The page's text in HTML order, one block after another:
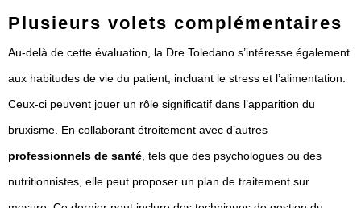
Plusieurs volets complémentaires
Au-delà de cette évaluation, la Dre Toledano s’intéresse également
aux habitudes de vie du patient, incluant le stress et l’alimentation.
Ceux-ci peuvent jouer un rôle significatif dans l’apparition du
bruxisme. En collaborant étroitement avec d’autres
professionnels de santé , tels que des psychologues ou des
nutritionnistes, elle peut proposer un plan de traitement sur